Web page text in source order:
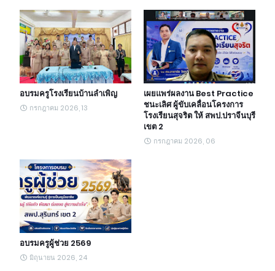
อบรมครูโรงเรียนบ้านลำเพิญ
กรกฎาคม 2026, 13
เผยแพร่ผลงาน Best Practice
ชนะเลิศ ผู้ขับเคลื่อนโครงการ
โรงเรียนสุจริต ให้ สพป.ปราจีนบุรี
เขต 2
กรกฎาคม 2026, 06
อบรมครูผู้ช่วย 2569
มิถุนายน 2026, 24